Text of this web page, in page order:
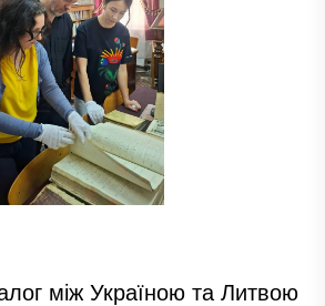
між Україною та Литвою